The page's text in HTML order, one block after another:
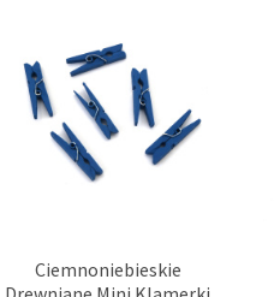
Ciemnoniebieskie